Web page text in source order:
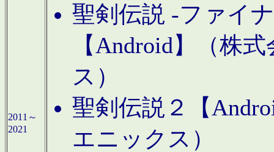
2011～
2021
聖剣伝説 -ファイ
【Android】（株
ス）
聖剣伝説２【
エニックス）